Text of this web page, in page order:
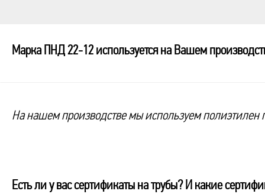
Марка ПНД 22-12 используется на Вашем
На нашем производстве мы используем полиэтилен
Есть ли у вас сертификаты на трубы? И какие